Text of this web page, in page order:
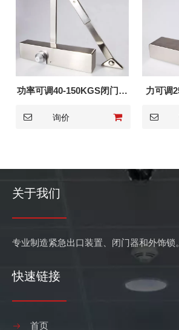
功率可调40-150KGS闭门器
询价
力可调
关于我们
专业制造紧急出口装置、闭门器和外饰锁。
快速链接
首页